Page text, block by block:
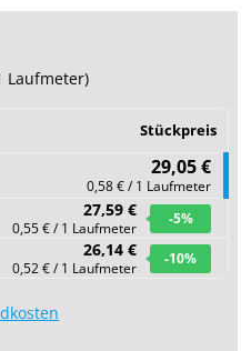
Laufmeter)
Stückpreis
29,05 €
0,58 € / 1 Laufmeter
27,59 €
0,55 € / 1 Laufmeter
-5%
26,14 €
0,52 € / 1 Laufmeter
-10%